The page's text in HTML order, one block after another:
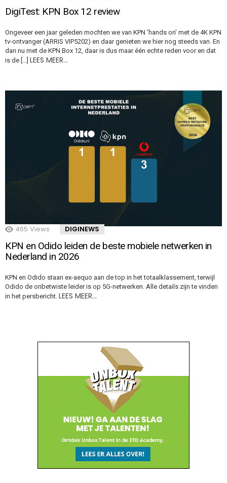
DigiTest: KPN Box 12 review
Ongeveer een jaar geleden mochten we van KPN ‘hands on’ met de 4K KPN
tv-ontvanger (ARRIS VIP5202) en daar genieten we hier nog steeds van. En
dan nu met de KPN Box 12, daar is dus maar één echte reden voor en dat
is de […] LEES MEER…
465 Views DIGINEWS
KPN en Odido leiden de beste mobiele netwerken in
Nederland in 2026
KPN en Odido staan ex-aequo aan de top in het totaalklassement, terwijl
Odido de onbetwiste leider is op 5G-netwerken. Alle details zijn te vinden
in het persbericht. LEES MEER…